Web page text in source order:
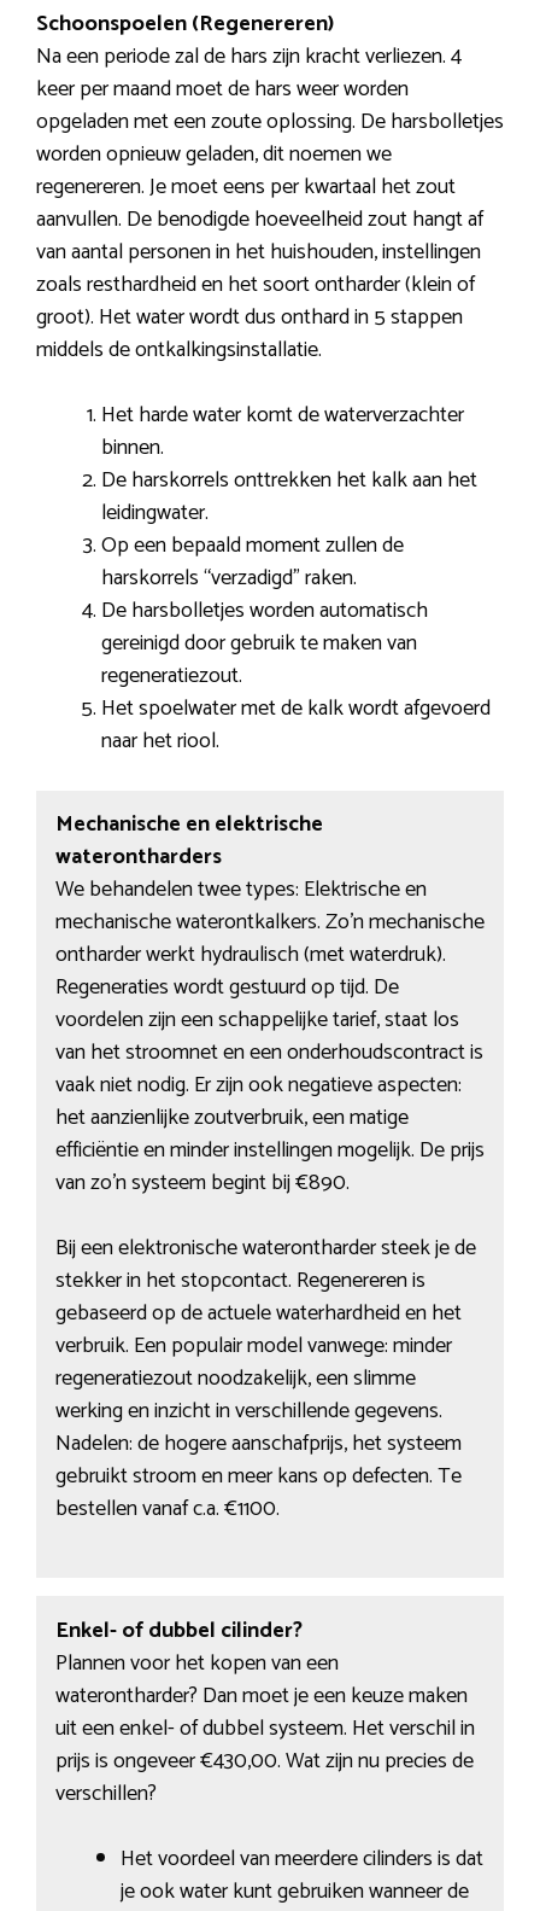
Schoonspoelen (Regenereren)
Na een periode zal de hars zijn kracht verliezen. 4
keer per maand moet de hars weer worden
opgeladen met een zoute oplossing. De harsbolletjes
worden opnieuw geladen, dit noemen we
regenereren. Je moet eens per kwartaal het zout
aanvullen. De benodigde hoeveelheid zout hangt af
van aantal personen in het huishouden, instellingen
zoals resthardheid en het soort ontharder (klein of
groot). Het water wordt dus onthard in 5 stappen
middels de ontkalkingsinstallatie.
Het harde water komt de waterverzachter
binnen.
De harskorrels onttrekken het kalk aan het
leidingwater.
Op een bepaald moment zullen de
harskorrels “verzadigd” raken.
De harsbolletjes worden automatisch
gereinigd door gebruik te maken van
regeneratiezout.
Het spoelwater met de kalk wordt afgevoerd
naar het riool.
Mechanische en elektrische
waterontharders
We behandelen twee types: Elektrische en
mechanische waterontkalkers. Zo’n mechanische
ontharder werkt hydraulisch (met waterdruk).
Regeneraties wordt gestuurd op tijd. De
voordelen zijn een schappelijke tarief, staat los
van het stroomnet en een onderhoudscontract is
vaak niet nodig. Er zijn ook negatieve aspecten:
het aanzienlijke zoutverbruik, een matige
efficiëntie en minder instellingen mogelijk. De prijs
van zo’n systeem begint bij €890.
Bij een elektronische waterontharder steek je de
stekker in het stopcontact. Regenereren is
gebaseerd op de actuele waterhardheid en het
verbruik. Een populair model vanwege: minder
regeneratiezout noodzakelijk, een slimme
werking en inzicht in verschillende gegevens.
Nadelen: de hogere aanschafprijs, het systeem
gebruikt stroom en meer kans op defecten. Te
bestellen vanaf c.a. €1100.
Enkel- of dubbel cilinder?
Plannen voor het kopen van een
waterontharder? Dan moet je een keuze maken
uit een enkel- of dubbel systeem. Het verschil in
prijs is ongeveer €430,00. Wat zijn nu precies de
verschillen?
Het voordeel van meerdere cilinders is dat
je ook water kunt gebruiken wanneer de